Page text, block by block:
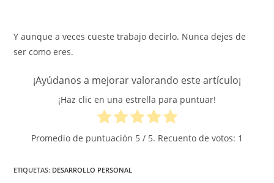
Y aunque a veces cueste trabajo decirlo. Nunca dejes de
ser como eres.
¡Ayúdanos a mejorar valorando este artículo¡
¡Haz clic en una estrella para puntuar!
Promedio de puntuación 5 / 5. Recuento de votos: 1
ETIQUETAS: DESARROLLO PERSONAL